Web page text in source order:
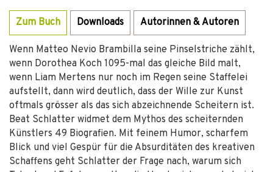
Zum Buch Downloads Autorinnen & Autoren
Wenn Matteo Nevio Brambilla seine Pinselstriche zählt,
wenn Dorothea Koch 1095-mal das gleiche Bild malt,
wenn Liam Mertens nur noch im Regen seine Staffelei
aufstellt, dann wird deutlich, dass der Wille zur Kunst
oftmals grösser als das sich abzeichnende Scheitern ist.
Beat Schlatter widmet dem Mythos des scheiternden
Künstlers 49 Biografien. Mit feinem Humor, scharfem
Blick und viel Gespür für die Absurditäten des kreativen
Schaffens geht Schlatter der Frage nach, warum sich